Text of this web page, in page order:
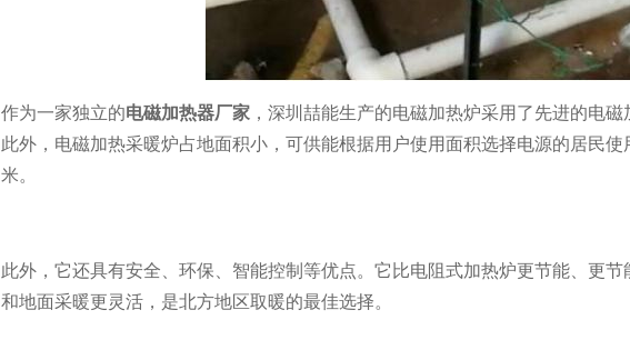
作为一家独立的电磁加热器厂家 ，深圳喆能生产的电磁加热炉采用了先进的电
此外，电磁加热采暖炉占地面积小，可供能根据用户使用面积选择电源的居民
米。
此外，它还具有安全、环保、智能控制等优点。它比电阻式加热炉更节能、更
和地面采暖更灵活，是北方地区取暖的最佳选择。